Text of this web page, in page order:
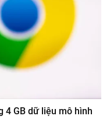
4 GB dữ liệu mô hình